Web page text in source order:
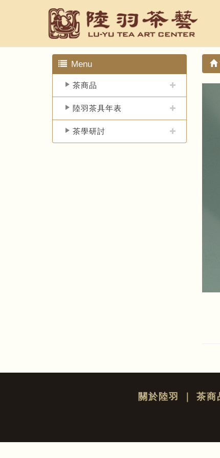
Menu
茶商品
陸羽茶具年表
茶學研討
關於陸羽 茶商